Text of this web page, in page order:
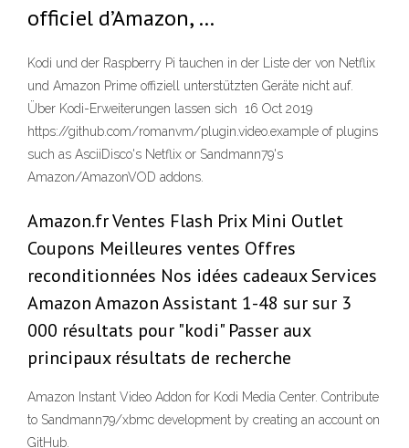
officiel d’Amazon, …
Kodi und der Raspberry Pi tauchen in der Liste der von Netflix
und Amazon Prime offiziell unterstützten Geräte nicht auf.
Über Kodi-Erweiterungen lassen sich 16 Oct 2019
https://github.com/romanvm/plugin.video.example of plugins
such as AsciiDisco's Netflix or Sandmann79's
Amazon/AmazonVOD addons.
Amazon.fr Ventes Flash Prix Mini Outlet
Coupons Meilleures ventes Offres
reconditionnées Nos idées cadeaux Services
Amazon Amazon Assistant 1-48 sur sur 3
000 résultats pour "kodi" Passer aux
principaux résultats de recherche
Amazon Instant Video Addon for Kodi Media Center. Contribute
to Sandmann79/xbmc development by creating an account on
GitHub.